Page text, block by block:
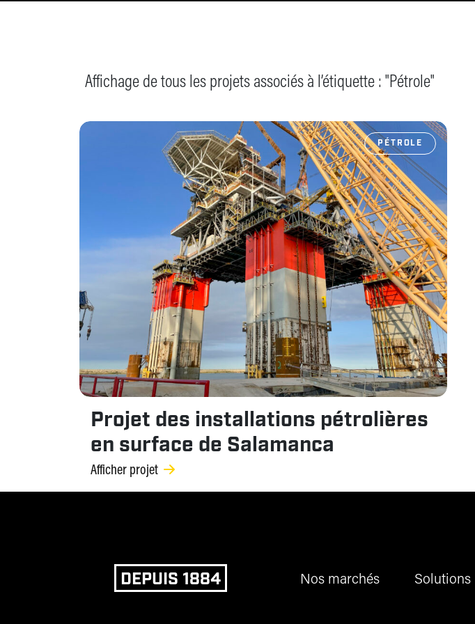
Affichage de tous les projets associés à l’étiquette : "Pétrole"
PÉTROLE
Projet des installations pétrolières
en surface de Salamanca
Afficher projet
DEPUIS 1884 Nos marchés Solutions